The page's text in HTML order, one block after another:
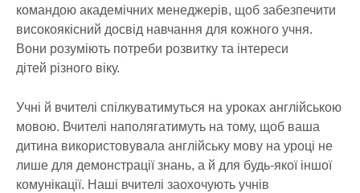
командою академічних менеджерів, щоб забезпечити
високоякісний досвід навчання для кожного учня.
Вони розуміють потреби розвитку та інтереси
дітей різного віку.
Учні й вчителі спілкуватимуться на уроках англійською
мовою. Вчителі наполягатимуть на тому, щоб ваша
дитина використовувала англійську мову на уроці не
лише для демонстрації знань, а й для будь-якої іншої
комунікації. Наші вчителі заохочують учнів